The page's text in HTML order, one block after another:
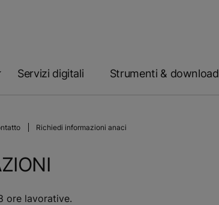
Servizi digitali Strumenti & download
Richiedi informazioni anaci
ore lavorative.